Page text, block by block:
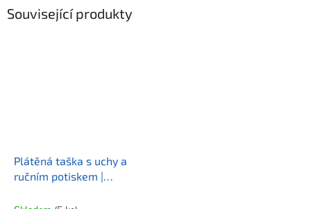
Související produkty
Plátěná taška s uchy a
ručním potiskem |